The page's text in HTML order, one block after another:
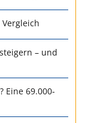
– und
Eine 69.000-